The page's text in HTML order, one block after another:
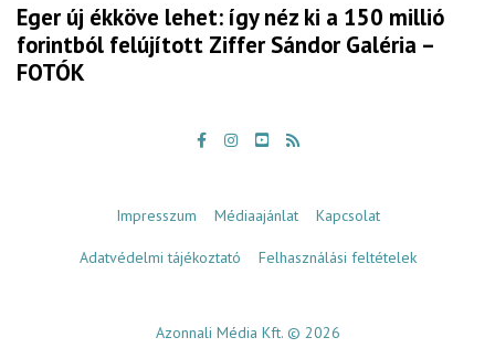
Eger új ékköve lehet: így néz ki a 150 millió
forintból felújított Ziffer Sándor Galéria –
FOTÓK
Impresszum Médiaajánlat Kapcsolat
Adatvédelmi tájékoztató Felhasználási feltételek
Azonnali Média Kft. © 2026